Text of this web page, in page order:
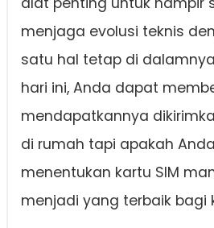
menjaga evolusi teknis
satu hal tetap di
hari ini, Anda dapat
mendapatkannya
di rumah tapi apakah
menentukan kartu SIM
menjadi yang terbaik bagi